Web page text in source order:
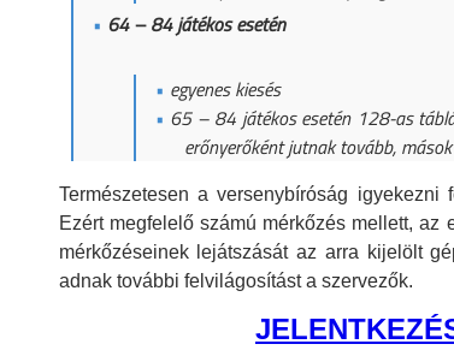
64 – 84 játékos esetén
egyenes kiesés
65 – 84 játékos esetén 128-as
erőnyerőként jutnak tovább,
Természetesen a versenybíróság
Ezért megfelelő számú mérkőzés mellett,
mérkőzéseinek lejátszását az arra kijelölt
adnak további felvilágosítást a szervezők.